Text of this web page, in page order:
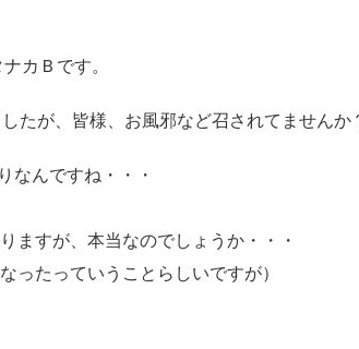
ナカＢです。
たが、皆様、お風邪など召されてませんか
なんですね・・・
ますが、本当なのでしょうか・・・
ったっていうことらしいですが）